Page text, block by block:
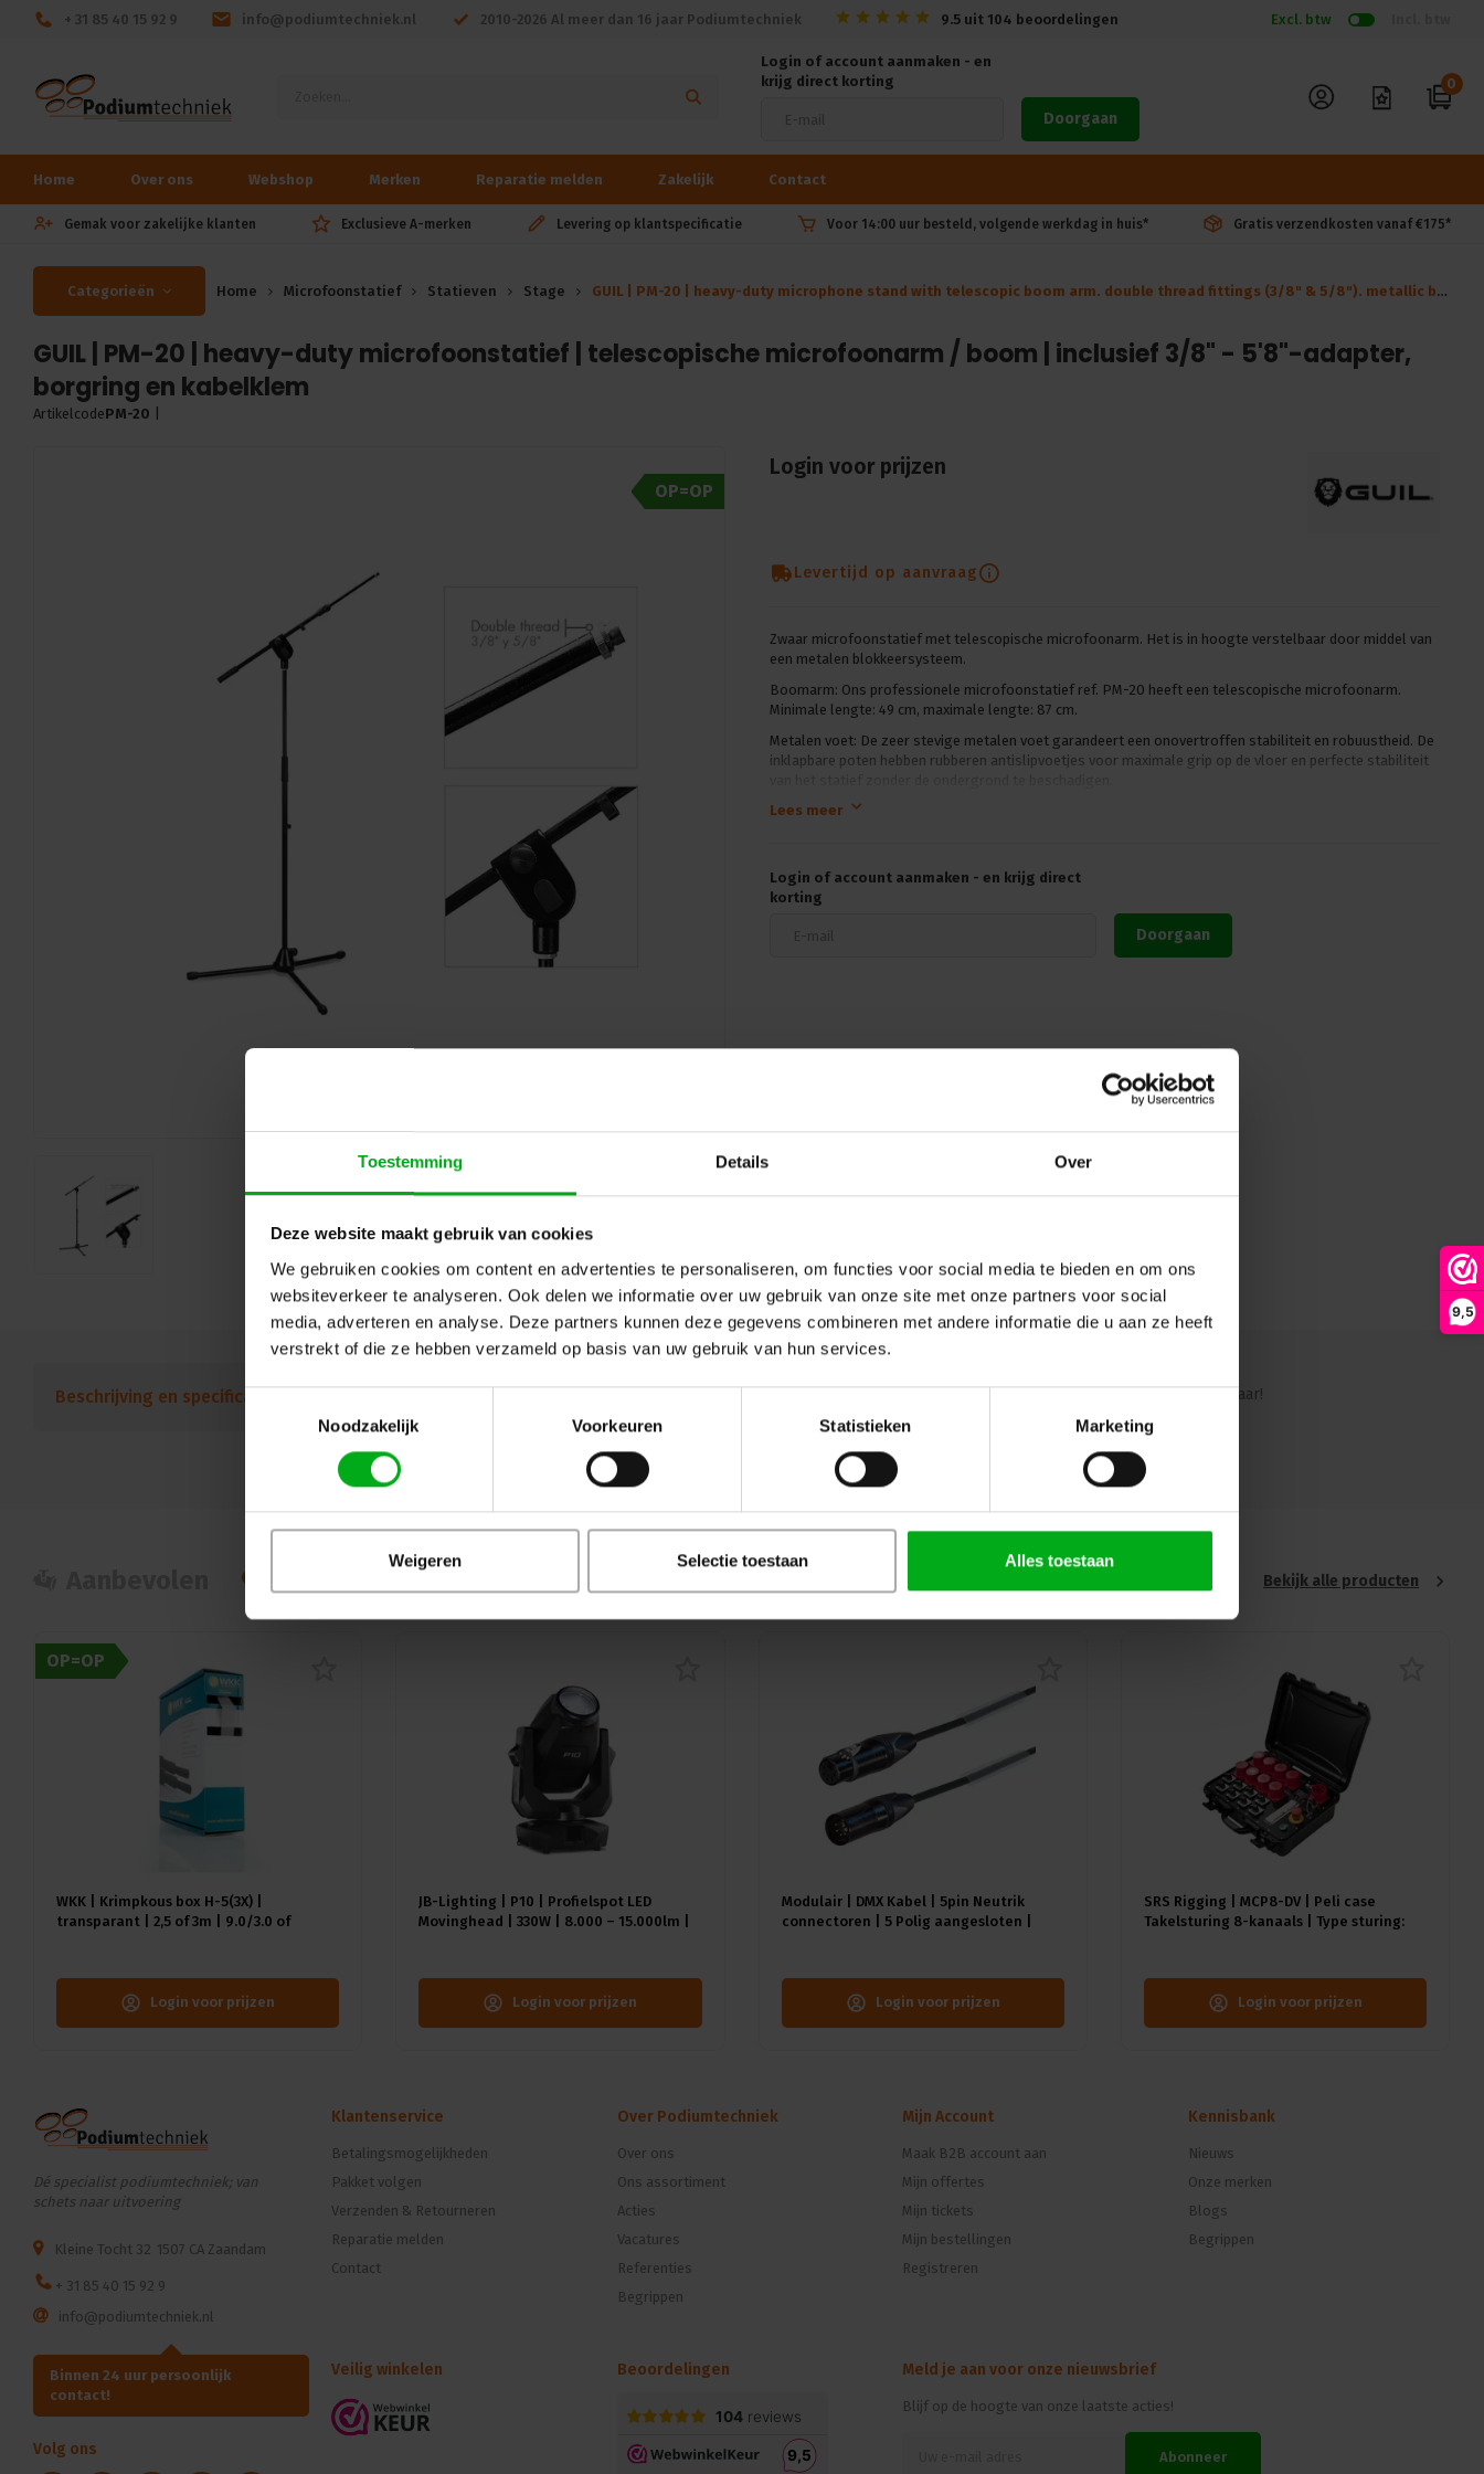
Toestemming Details Over
Deze website maakt gebruik van cookies
We gebruiken cookies om content en advertenties te personaliseren, om functies voor social media te bieden en om ons
websiteverkeer te analyseren. Ook delen we informatie over uw gebruik van onze site met onze partners voor social
media, adverteren en analyse. Deze partners kunnen deze gegevens combineren met andere informatie die u aan ze heeft
verstrekt of die ze hebben verzameld op basis van uw gebruik van hun services.
Toestemmingsselectie
Noodzakelijk
Voorkeuren Statistieken Marketing
Weigeren Selectie toestaan Alles toestaan
9,5
+ 31 85 40 15 92 9 info@podiumtechniek.nl 2010-2026 Al meer dan 16 jaar Podiumtechniek 9.5 uit 104 beoordelingen Excl. btw
Login of account aanmaken - en
krijg direct korting
Doorgaan
0
Home Over ons Webshop Merken Reparatie melden Zakelijk Contact
Gemak voor zakelijke klanten Exclusieve A-merken Levering op klantspecificatie Voor 14:00 uur besteld, volgende werkdag in huis* Gratis verzendkosten vanaf €175*
Categorieën Home Microfoonstatief Statieven Stage GUIL | PM-20 | heavy-duty microphone stand with telescopic boom arm. double thread fittings (3/8" & 5/8"). metallic base & blocking system. includes cable clip
GUIL | PM-20 | heavy-duty microfoonstatief | telescopische microfoonarm / boom | inclusief 3/8" - 5'8"-adapter,
borgring en kabelklem
ArtikelcodePM-20
OP=OP
Login voor prijzen
Levertijd op aanvraag
Zwaar microfoonstatief met telescopische microfoonarm. Het is in hoogte verstelbaar door middel van
een metalen blokkeersysteem.
Boomarm: Ons professionele microfoonstatief ref. PM-20 heeft een telescopische microfoonarm.
Minimale lengte: 49 cm, maximale lengte: 87 cm.
Metalen voet: De zeer stevige metalen voet garandeert een onovertroffen stabiliteit en robuustheid. De
inklapbare poten hebben rubberen antislipvoetjes voor maximale grip op de vloer en perfecte stabiliteit
Dubbele draad: Het heeft dubbele schroefdraadfittingen (3/8″ en 5/8″), waardoor het mogelijk is om
Ons heavy-duty microfoonstatief ref. PM-20 is gemaakt van staal en afgewerkt met een zwarte antikras
poedercoating die maximale duurzaamheid en stevigheid garandeert.
Lees meer
Login of account aanmaken - en krijg direct
korting
Doorgaan
Beschrijving en specificaties Ons team staat graag voor je klaar!
Bekijk alle producten
OP=OP
WKK | Krimpkous box H-5(3X) |
transparant | 2,5 of 3m | 9.0/3.0 of
Login voor prijzen
JB-Lighting | P10 | Profielspot LED
Movinghead | 330W | 8.000 – 15.000lm |
Login voor prijzen
Modulair | DMX Kabel | 5pin Neutrik
connectoren | 5 Polig aangesloten |
Login voor prijzen
SRS Rigging | MCP8-DV | Peli case
Takelsturing 8-kanaals | Type sturing:
Login voor prijzen
Dé specialist podiumtechniek; van
schets naar uitvoering
Kleine Tocht 32 1507 CA Zaandam
+ 31 85 40 15 92 9
info@podiumtechniek.nl
Binnen 24 uur persoonlijk
contact!
Volg ons
Klantenservice
Betalingsmogelijkheden
Pakket volgen
Verzenden & Retourneren
Reparatie melden
Contact
Over Podiumtechniek
Over ons
Ons assortiment
Acties
Vacatures
Referenties
Begrippen
Mijn Account
Maak B2B account aan
Mijn offertes
Mijn tickets
Mijn bestellingen
Registreren
Kennisbank
Nieuws
Onze merken
Blogs
Begrippen
Veilig winkelen Beoordelingen Meld je aan voor onze nieuwsbrief
Blijf op de hoogte van onze laatste acties!
Abonneer